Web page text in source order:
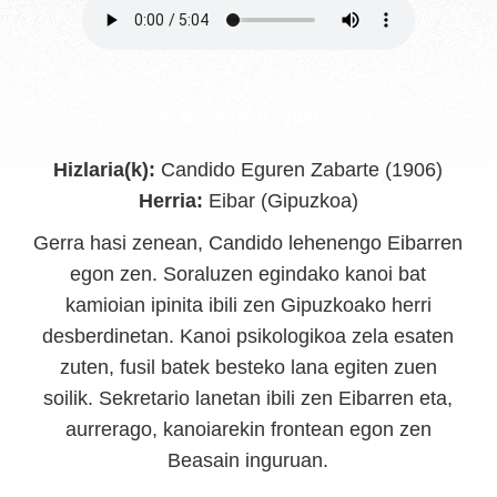
Hizlaria(k): Candido Eguren Zabarte (1906)
Herria: Eibar (Gipuzkoa)
Gerra hasi zenean, Candido lehenengo Eibarren
egon zen. Soraluzen egindako kanoi bat
kamioian ipinita ibili zen Gipuzkoako herri
desberdinetan. Kanoi psikologikoa zela esaten
zuten, fusil batek besteko lana egiten zuen
soilik. Sekretario lanetan ibili zen Eibarren eta,
aurrerago, kanoiarekin frontean egon zen
Beasain inguruan.